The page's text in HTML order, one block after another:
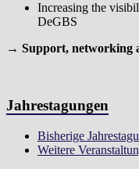
Increasing the
DeGBS
→ Support, networking
Jahrestagungen
Bisherige
Weitere